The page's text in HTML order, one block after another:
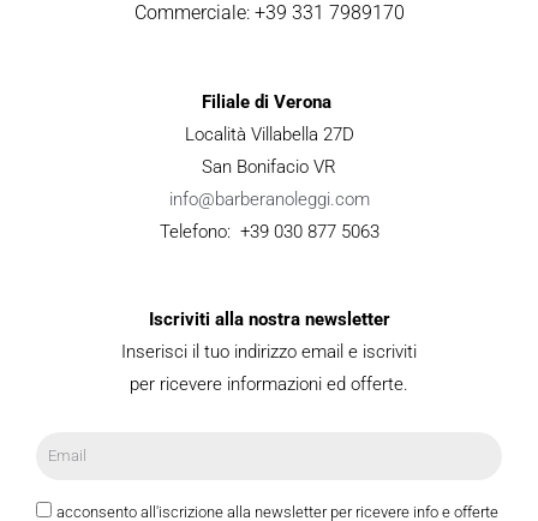
Commerciale: +39 331 7989170
Filiale di Verona
Località Villabella 27D
San Bonifacio VR
info@barberanoleggi.com
Telefono: +39 030 877 5063
Iscriviti alla nostra newsletter
Inserisci il tuo indirizzo email e iscriviti
per ricevere informazioni ed offerte.
acconsento all'iscrizione alla newsletter per ricevere info e offerte